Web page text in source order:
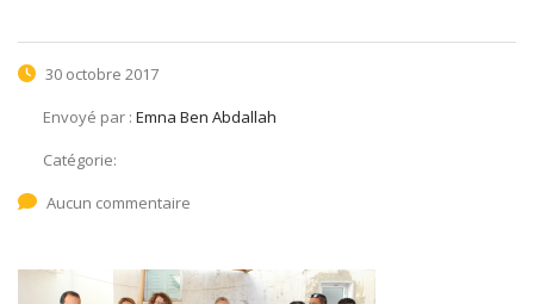
30 octobre 2017
Envoyé par : Emna Ben Abdallah
Catégorie:
Aucun commentaire